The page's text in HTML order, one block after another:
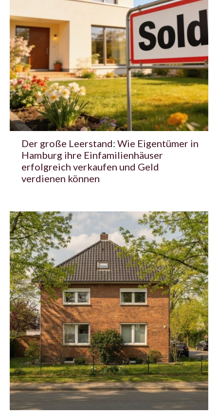
Der große Leerstand: Wie Eigentümer in
Hamburg ihre Einfamilienhäuser
erfolgreich verkaufen und Geld
verdienen können